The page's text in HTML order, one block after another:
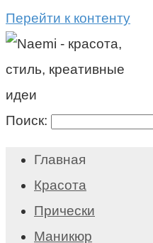
Перейти к контенту
Поиск:
Главная
Красота
Прически
Маникюр